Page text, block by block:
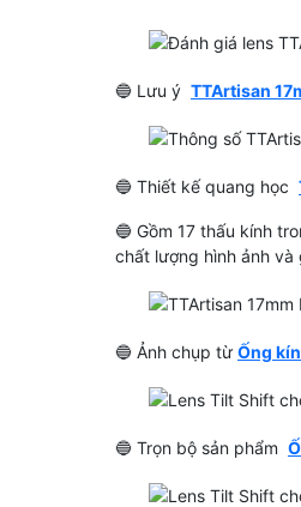
🔵 Lưu ý TTArtisan
🔵 Thiết kế quang học
🔵 Gồm 17 thấu kính
chất lượng hình ảnh và
🔵 Ảnh chụp từ Ống
🔵 Trọn bộ sản phẩm
Viltrox 35mm F1.7 Air AF
White Limited Edition (Màu
Trắng) Cho Sony E
4,190,000 đ